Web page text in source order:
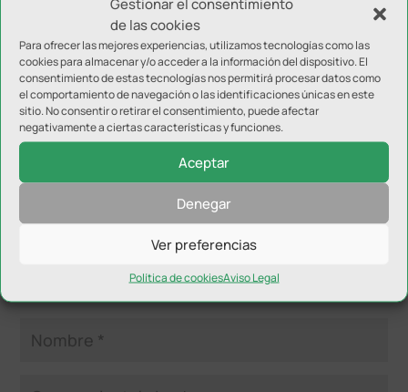
de las cookies
Para ofrecer las mejores experiencias, utilizamos tecnologías como las
cookies para almacenar y/o acceder a la información del dispositivo. El
consentimiento de estas tecnologías nos permitirá procesar datos como
el comportamiento de navegación o las identificaciones únicas en este
sitio. No consentir o retirar el consentimiento, puede afectar
negativamente a ciertas características y funciones.
Aceptar
Denegar
Ver preferencias
Política de cookiesAviso Legal
Enviar comentario
Tu dirección de correo electrónico no será publicada.Los
campos obligatorios están marcados con*